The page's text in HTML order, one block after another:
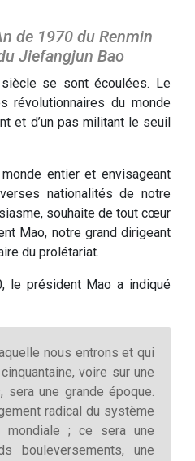
de 1970 du Renmin
Jiefangjun Bao
se sont écoulées. Le
révolutionnaires du monde
et d’un pas militant le seuil
entier et envisageant
nationalités de notre
souhaite de tout cœur
Mao, notre grand dirigeant
du prolétariat.
le président Mao a indiqué
nous entrons et qui
voire sur une
sera une grande époque.
radical du système
mondiale ; ce sera une
bouleversements, une